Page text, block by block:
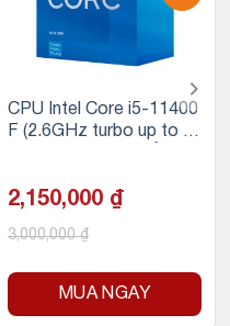
CPU Intel Core i5-11400
F (2.6GHz turbo up to 4.
2,150,000 ₫
3,000,000₫
MUA NGAY